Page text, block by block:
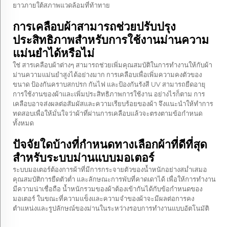
ยาวภายใต้สภาพแวดล้อมที่ท้าทาย
การเคลือบผ้าสามารถช่วยปรับปรุง
ประสิทธิภาพสำหรับการใช้งานม่านความ
แม่นยำได้หรือไม่
ใช่ สารเคลือบผ้าต่างๆ สามารถช่วยเพิ่มคุณสมบัติในการทำงานให้กับผ้า
ม่านความแม่นยำสูงได้อย่างมาก การเคลือบเพื่อเพิ่มความคงตัวของ
ขนาด ป้องกันคราบสกปรก กันไฟ และป้องกันรังสี UV สามารถยืดอายุ
การใช้งานของผ้าและเพิ่มประสิทธิภาพการใช้งาน อย่างไรก็ตาม การ
เคลือบอาจส่งผลต่อสัมผัสและความเรียบร้อยของผ้า จึงแนะนำให้ทำการ
ทดสอบเพื่อให้มั่นใจว่าผ้าที่ผ่านการเคลือบแล้วจะตรงตามข้อกำหนด
ทั้งหมด
ปัจจัยใดบ้างที่กำหนดทางเลือกผ้าที่ดีที่สุด
สำหรับระบบม่านแบบมอเตอร์
ระบบมอเตอร์ต้องการผ้าที่มีการกระจายตัวของน้ำหนักอย่างสม่ำเสมอ
คุณสมบัติการยืดตัวต่ำ และลักษณะการพับที่คาดเดาได้ เพื่อให้การทำงาน
มีความน่าเชื่อถือ น้ำหนักรวมของผ้าต้องเข้ากันได้กับข้อกำหนดของ
มอเตอร์ ในขณะที่ความแข็งและความจำของผ้าจะมีผลต่อการคง
ตำแหน่งและรูปลักษณ์ของม่านในระหว่างรอบการทำงานแบบอัตโนมัติ